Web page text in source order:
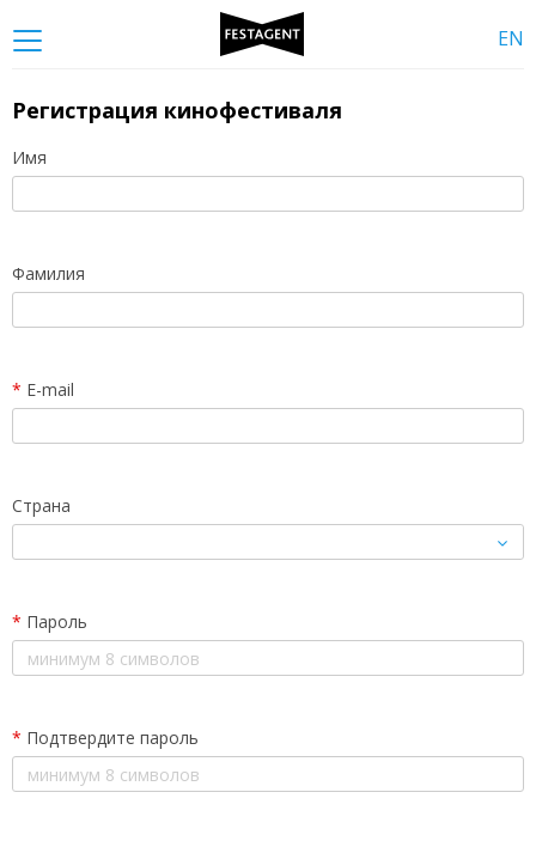
EN
Регистрация кинофестиваля
Имя
Фамилия
* E-mail
Страна
* Пароль
* Подтвердите пароль